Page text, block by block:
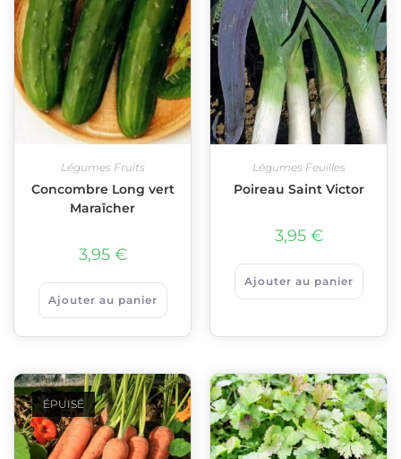
Légumes Fruits
Concombre Long vert
Maraîcher
3,95 €
Ajouter au panier
Légumes Feuilles
Poireau Saint Victor
3,95 €
Ajouter au panier
ÉPUISÉ